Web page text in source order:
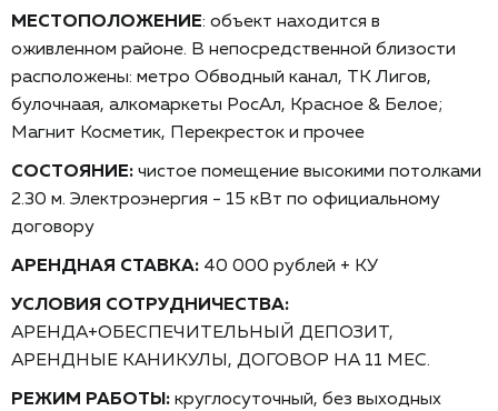
МЕСТОПОЛОЖЕНИЕ: объект находится в
оживленном районе. В непосредственной близости
расположены: метро Обводный канал, ТК Лигов,
булочнаая, алкомаркеты РосАл, Красное & Белое;
Магнит Косметик, Перекресток и прочее
СОСТОЯНИЕ: чистое помещение высокими потолками
2.30 м. Электроэнергия - 15 кВт по официальному
договору
АРЕНДНАЯ СТАВКА: 40 000 рублей + КУ
УСЛОВИЯ СОТРУДНИЧЕСТВА:
АРЕНДА+ОБЕСПЕЧИТЕЛЬНЫЙ ДЕПОЗИТ,
АРЕНДНЫЕ КАНИКУЛЫ, ДОГОВОР НА 11 МЕС.
РЕЖИМ РАБОТЫ: круглосуточный, без выходных